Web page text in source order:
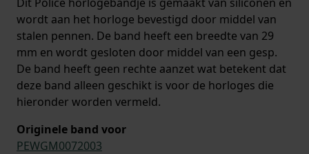
wordt aan het horloge bevestigd door middel van
stalen pennen. De band heeft een breedte van 29
mm en wordt gesloten door middel van een gesp.
De band heeft geen rechte aanzet wat betekent dat
deze band alleen geschikt is voor de horloges die
hieronder worden vermeld.
Originele band voor
PEWGM0072003